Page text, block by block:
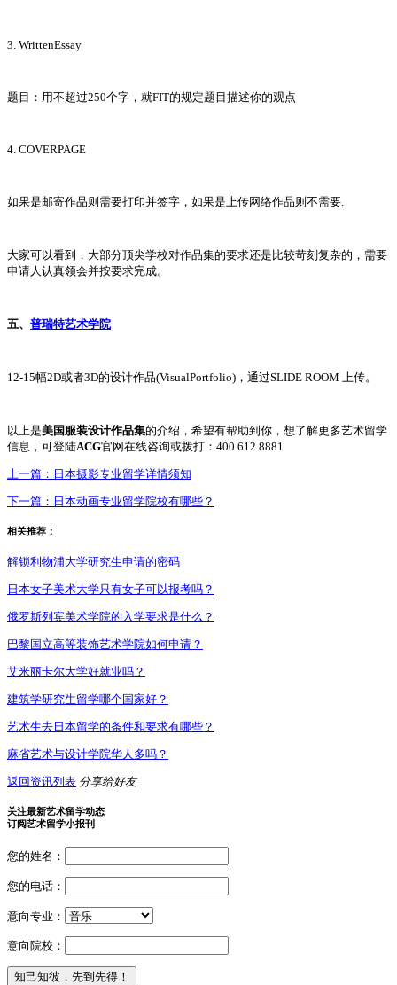
3. WrittenEssay
题目：用不超过250个字，就FIT的规定题目描述你的观点
4. COVERPAGE
如果是邮寄作品则需要打印并签字，如果是上传网络作品则不需要.
大家可以看到，大部分顶尖学校对作品集的要求还是比较苛刻复杂的，需要
申请人认真领会并按要求完成。
五、 普瑞特艺术学院
12-15幅2D或者3D的设计作品(VisualPortfolio)，通过SLIDE ROOM 上传。
以上是美国服装设计作品集的介绍，希望有帮助到你，想了解更多艺术留学
信息，可登陆ACG官网在线咨询或拨打：400 612 8881
上一篇： 日本摄影专业留学详情须知
下一篇： 日本动画专业留学院校有哪些？
相关推荐：
解锁利物浦大学研究生申请的密码
日本女子美术大学只有女子可以报考吗？
俄罗斯列宾美术学院的入学要求是什么？
巴黎国立高等装饰艺术学院如何申请？
艾米丽卡尔大学好就业吗？
建筑学研究生留学哪个国家好？
艺术生去日本留学的条件和要求有哪些？
麻省艺术与设计学院华人多吗？
返回资讯列表 分享给好友
关注最新艺术留学动态
订阅艺术留学小报刊
您的姓名：
您的电话：
意向专业：
意向院校：